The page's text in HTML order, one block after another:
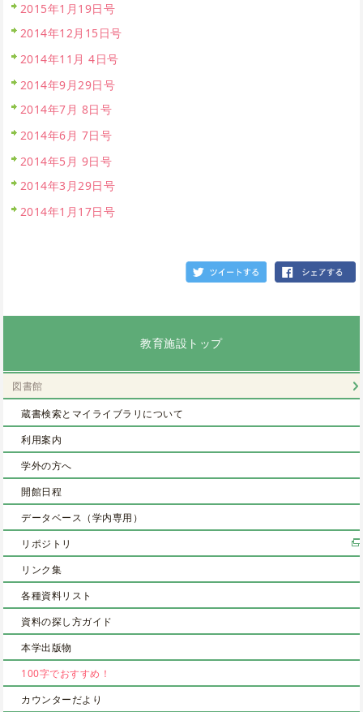
2015年1月19日号
2014年12月15日号
2014年11月 4日号
2014年9月29日号
2014年7月 8日号
2014年6月 7日号
2014年5月 9日号
2014年3月29日号
2014年1月17日号
教育施設トップ
図書館
蔵書検索とマイライブラリについて
利用案内
学外の方へ
開館日程
データベース（学内専用）
リポジトリ
リンク集
各種資料リスト
資料の探し方ガイド
本学出版物
100字でおすすめ！
カウンターだより